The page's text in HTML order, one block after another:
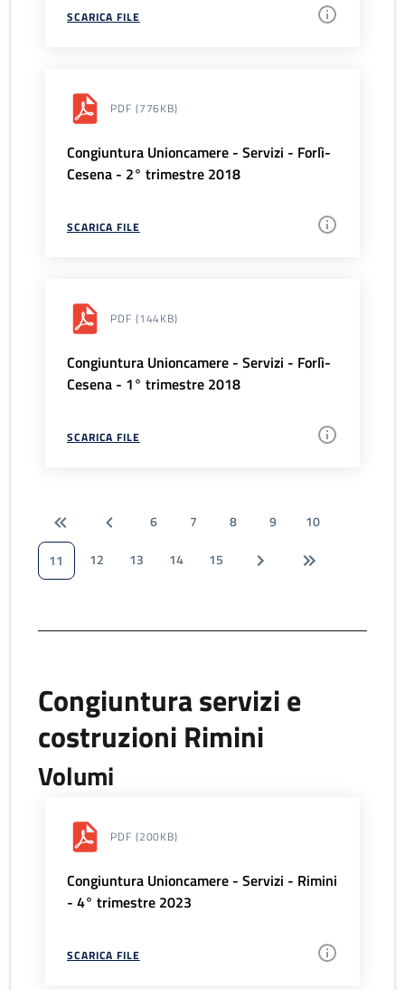
SCARICA FILE
PDF (776KB)
Congiuntura Unioncamere - Servizi - Forlì-
Cesena - 2° trimestre 2018
SCARICA FILE
PDF (144KB)
Congiuntura Unioncamere - Servizi - Forlì-
Cesena - 1° trimestre 2018
SCARICA FILE
6 7 8 9
10
11
12 13 14 15
Congiuntura servizi e
costruzioni Rimini
Volumi
PDF (200KB)
Congiuntura Unioncamere - Servizi - Rimini
- 4° trimestre 2023
SCARICA FILE